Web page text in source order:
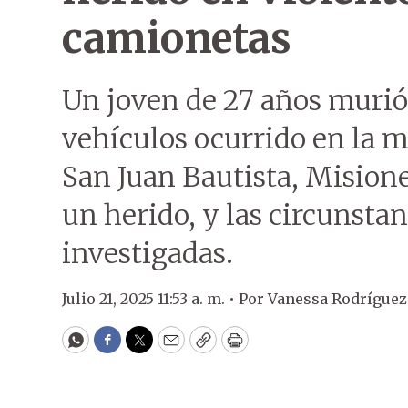
camionetas
Un joven de 27 años
vehículos ocurrido en la
San Juan Bautista,
un herido, y las
investigadas.
Julio 21, 2025 11:53 a. m. • PorVanessa Rodríguez
WhatsApp
Facebook
Twitter
EmailCopyPrint